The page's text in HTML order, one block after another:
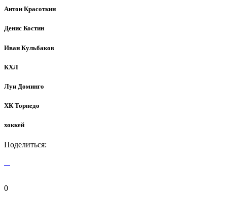
Антон Красоткин
Денис Костин
Иван Кульбаков
КХЛ
Луи Доминго
ХК Торпедо
хоккей
Поделиться:
0